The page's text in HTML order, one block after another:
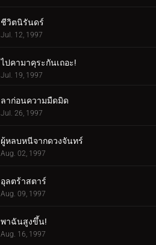
ชีวิตนิรันดร์
Jul. 12, 1997
ไปคามาคุระกันเถอะ!
Jul. 19, 1997
ลาก่อนความมืดมิด
Jul. 26, 1997
ผู้หลบหนีจากดวงจันทร์
Aug. 02, 1997
อุลตร้าสตาร์
Aug. 09, 1997
พาฉันสูงขึ้น!
Aug. 16, 1997